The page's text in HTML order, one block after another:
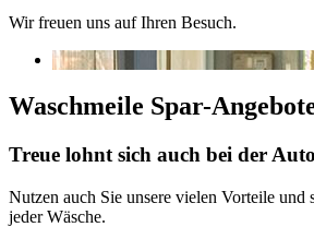
Wir freuen uns auf Ihren Besuch.
Waschmeile Spar-
Treue lohnt sich auch bei der
Nutzen auch Sie unsere vielen Vorteile und
jeder Wäsche.